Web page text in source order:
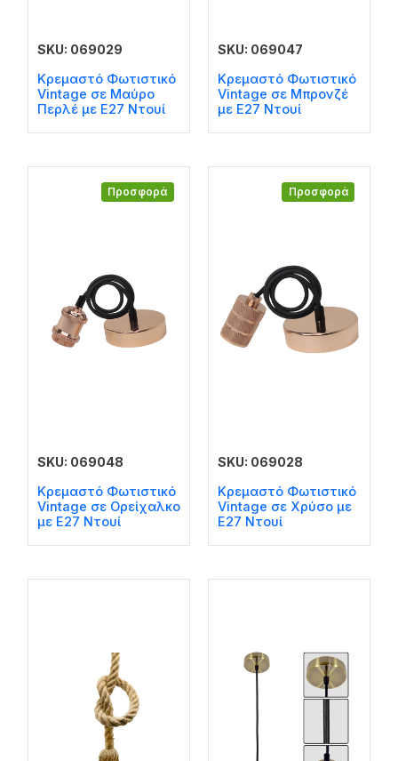
SKU: 069029
Κρεμαστό Φωτιστικό
Vintage σε Μαύρο
Περλέ με Ε27 Ντουί
SKU: 069047
Κρεμαστό Φωτιστικό
Vintage σε Μπρονζέ
με Ε27 Ντουί
Προσφορά
SKU: 069048
Κρεμαστό Φωτιστικό
Vintage σε Ορείχαλκο
με Ε27 Ντουί
Προσφορά
SKU: 069028
Κρεμαστό Φωτιστικό
Vintage σε Χρύσο με
Ε27 Ντουί